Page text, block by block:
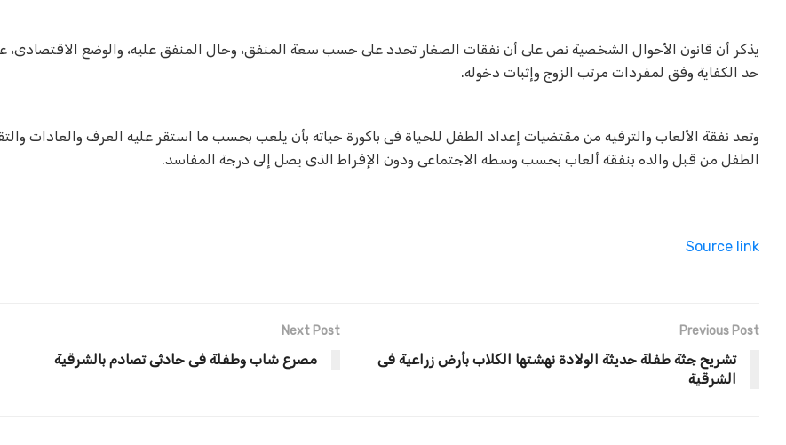
يذكر أن قانون الأحوال الشخصية نص على أن نفقات الصغار تحدد على حسب سعة المنفق، وحال المنفق عليه، والوضع الاقتصادى،
حد الكفاية وفق لمفردات مرتب الزوج وإثبات دخوله.
وتعد نفقة الألعاب والترفيه من مقتضيات إعداد الطفل للحياة فى باكورة حياته بأن يلعب بحسب ما استقر عليه العرف والعادات
الطفل من قبل والده بنفقة ألعاب بحسب وسطه الاجتماعى ودون الإفراط الذى يصل إلى درجة المفاسد.
Source link
Previous Post
تشريح جثة طفلة حديثة الولادة نهشتها الكلاب بأرض زراعية فى
الشرقية
Next Post
مصرع شاب وطفلة فى حادثى تصادم بالشرقية